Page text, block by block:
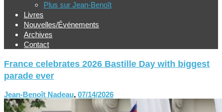
Plus sur Jean-Benoît
Livres
Nouvelles/Événements
Archives
Contact
France celebrates 2026 Bastille Day with biggest
parade ever
Jean-Benoît Nadeau, 07/14/2026